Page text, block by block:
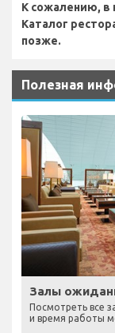
К сожалению, в
Каталог
позже.
Полезная
Залы
Посмотреть все
и время работы